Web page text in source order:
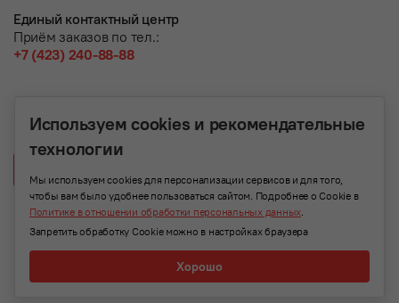
Единый контактный центр
Приём заказов по тел.:
+7 (423) 240-88-88
Используем cookies и рекомендательные
технологии
Мы используем cookies для персонализации сервисов и для того,
чтобы вам было удобнее пользоваться сайтом. Подробнее о Cookie в
Политике в отношении обработки персональных данных.
Запретить обработку Cookie можно в настройках браузера
Хорошо